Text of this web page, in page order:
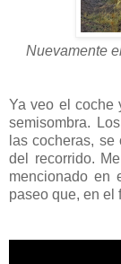
Nuevamente
Ya veo el coche
semisombra.
las cocheras,
del recorrido.
mencionado en
paseo que, en el